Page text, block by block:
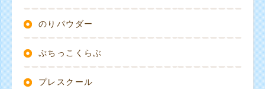
のりパウダー
ぷちっこくらぶ
プレスクール